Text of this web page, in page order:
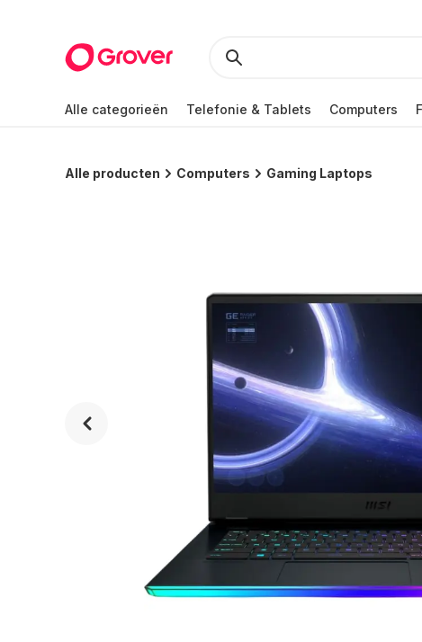
Alle categorieën Telefonie & Tablets Computers
Alle producten Computers Gaming Laptops